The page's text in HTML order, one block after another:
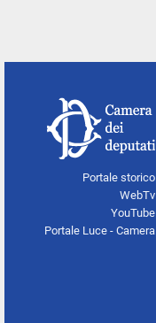
Portale storico
WebTv
YouTube
Portale Luce - Camera